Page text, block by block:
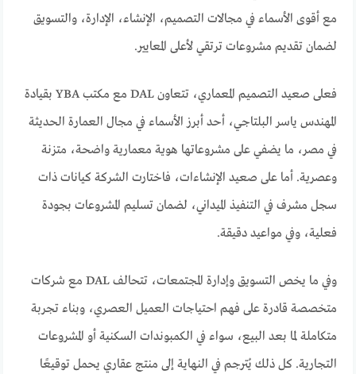
مع أقوى الأسماء في مجالات التصميم، الإنشاء، الإدارة، والتسويق
لضمان تقديم مشروعات ترتقي لأعلى المعايير.
فعلى صعيد التصميم المعماري، تتعاون DAL مع مكتب YBA بقيادة
المهندس ياسر البلتاجي، أحد أبرز الأسماء في مجال العمارة الحديثة
في مصر، ما يضفي على مشروعاتها هوية معمارية واضحة، متزنة
وعصرية. أما على صعيد الإنشاءات، فاختارت الشركة كيانات ذات
سجل مشرف في التنفيذ الميداني، لضمان تسليم المشروعات بجودة
فعلية، وفي مواعيد دقيقة.
وفي ما يخص التسويق وإدارة المجتمعات، تتحالف DAL مع شركات
متخصصة قادرة على فهم احتياجات العميل العصري، وبناء تجربة
متكاملة لما بعد البيع، سواء في الكمبوندات السكنية أو المشروعات
التجارية. كل ذلك يُترجم في النهاية إلى منتج عقاري يحمل توقيعًا